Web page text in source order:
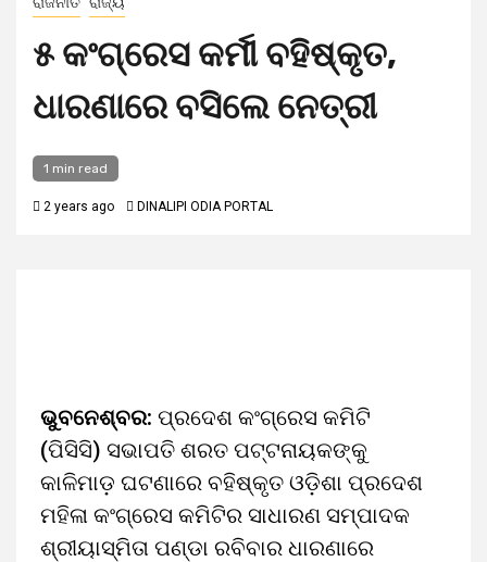
୫ କଂଗ୍ରେସ କର୍ମୀ ବହିଷ୍କୃତ,
ଧାରଣାରେ ବସିଲେ ନେତ୍ରୀ
1 min read
2 years ago DINALIPI ODIA PORTAL
ଭୁବନେଶ୍ବର: ପ୍ରଦେଶ କଂଗ୍ରେସ କମିଟି
(ପିସିସି) ସଭାପତି ଶରତ ପଟ୍ଟନାୟକଙ୍କୁ
କାଳିମାଡ଼ ଘଟଣାରେ ବହିଷ୍କୃତ ଓଡ଼ିଶା ପ୍ରଦେଶ
ମହିଳା କଂଗ୍ରେସ କମିଟିର ସାଧାରଣ ସମ୍ପାଦକ
ଶ୍ରୀୟାସ୍ମିତା ପଣ୍ଡା ରବିବାର ଧାରଣାରେ